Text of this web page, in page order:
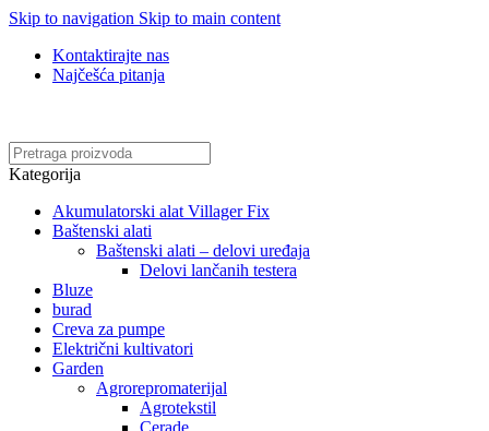
Skip to navigation Skip to main content
Kontaktirajte nas
Najčešća pitanja
Kategorija
Akumulatorski alat Villager Fix
Baštenski alati
Baštenski alati – delovi uređaja
Delovi lančanih testera
Bluze
burad
Creva za pumpe
Električni kultivatori
Garden
Agrorepromaterijal
Agrotekstil
Cerade